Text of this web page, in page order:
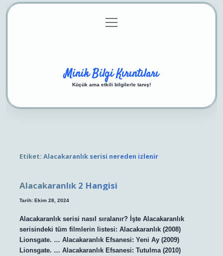
Gizlilik Politikası
menüyü
aç
Minik Bilgi Kırıntıları
Küçük ama etkili bilgilerle tanış!
Etiket: Alacakaranlık serisi nereden izlenir
Alacakaranlık 2 Hangisi
Tarih: Ekim 28, 2024
Alacakaranlık serisi nasıl sıralanır? İşte Alacakaranlık
serisindeki tüm filmlerin listesi: Alacakaranlık (2008)
Lionsgate. … Alacakaranlık Efsanesi: Yeni Ay (2009)
Lionsgate. … Alacakaranlık Efsanesi: Tutulma (2010)